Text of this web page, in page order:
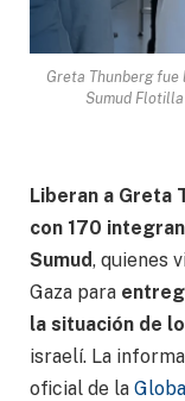
Greta Thunberg
Sumud
Liberan a Greta
con 170
Sumud, quienes
Gaza para
la situación de
israelí. La
oficial de la